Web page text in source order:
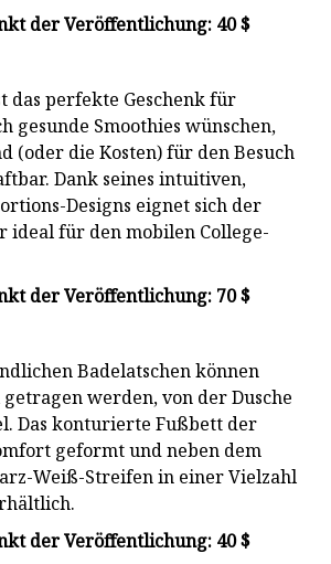
der Veröffentlichung: 40 $
das perfekte Geschenk für
gesunde Smoothies wünschen,
(oder die Kosten) für den Besuch
Dank seines intuitiven,
Designs eignet sich der
ideal für den mobilen College-
der Veröffentlichung: 70 $
Badelatschen können
werden, von der Dusche
Das konturierte Fußbett der
geformt und neben dem
Weiß-Streifen in einer Vielzahl
der Veröffentlichung: 40 $